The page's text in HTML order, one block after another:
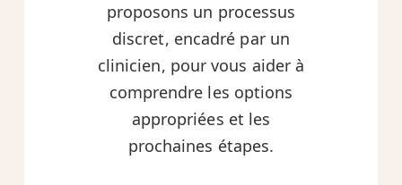
proposons un processus
discret, encadré par un
clinicien, pour vous aider à
comprendre les options
appropriées et les
prochaines étapes.